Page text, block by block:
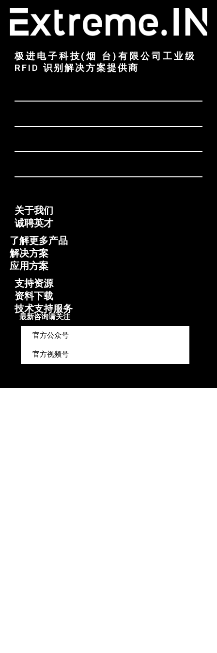
极进电子科技(烟 台)有限公司工业级
RFID 识别解决方案提供商
关于我们
诚聘英才
了解更多产品
解决方案
应用方案
支持资源
资料下载
技术支持服务
最新咨询请关注
官方公众号
官方视频号